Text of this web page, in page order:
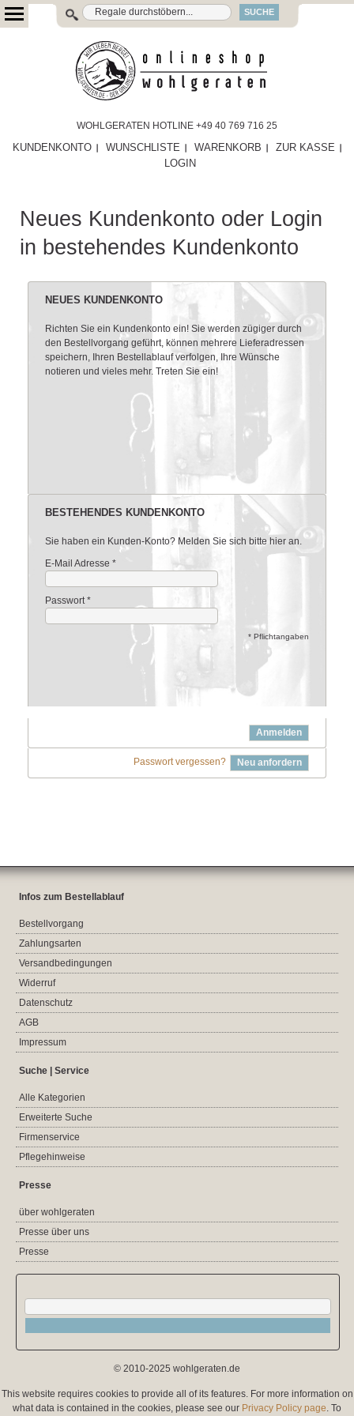
SUCHE
WOHLGERATEN HOTLINE +49 40 769 716 25
KUNDENKONTO WUNSCHLISTE WARENKORB
ZUR KASSE
LOGIN
Neues Kundenkonto oder Login
in bestehendes Kundenkonto
NEUES KUNDENKONTO
Richten Sie ein Kundenkonto ein! Sie werden zügiger durch
den Bestellvorgang geführt, können mehrere Lieferadressen
speichern, Ihren Bestellablauf verfolgen, Ihre Wünsche
notieren und vieles mehr. Treten Sie ein!
BESTEHENDES KUNDENKONTO
Sie haben ein Kunden-Konto? Melden Sie sich bitte hier an.
*
E-Mail Adresse
*
Passwort
* Pflichtangaben
Anmelden
Passwort vergessen? Neu anfordern
Infos zum Bestellablauf
Bestellvorgang
Zahlungsarten
Versandbedingungen
Widerruf
Datenschutz
AGB
Impressum
Suche | Service
Alle Kategorien
Erweiterte Suche
Firmenservice
Pflegehinweise
Presse
über wohlgeraten
Presse über uns
Presse
© 2010-2025 wohlgeraten.de
This website requires cookies to provide all of its features. For more information on
what data is contained in the cookies, please see our Privacy Policy page. To